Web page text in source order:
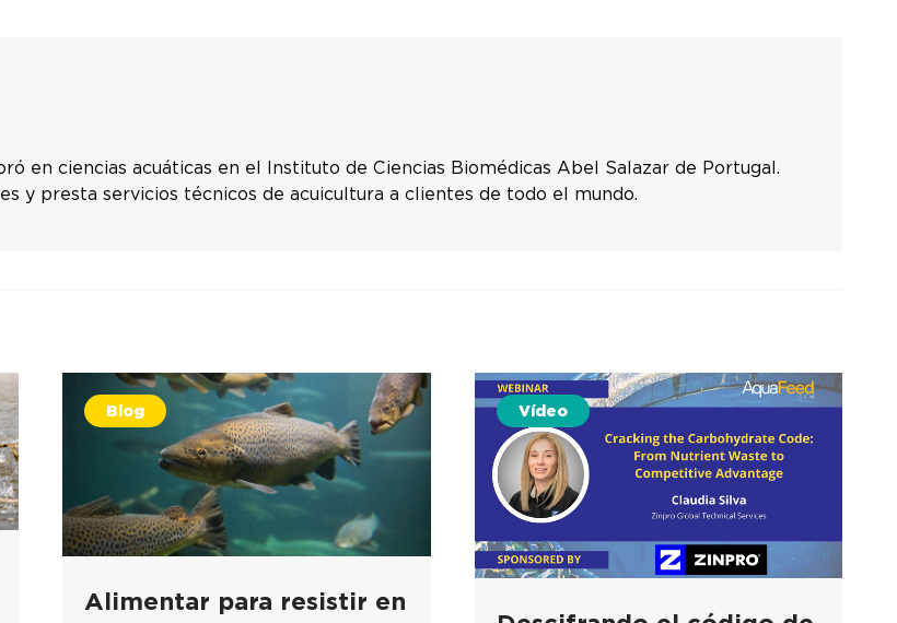
en ciencias acuáticas en el Instituto de Ciencias Biomédicas Abel Salazar de Portugal.
y presta servicios técnicos de acuicultura a clientes de todo el mundo.
Blog
Alimentar para resistir en
Vídeo